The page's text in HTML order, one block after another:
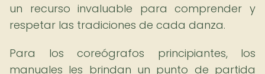
un recurso invaluable para comprender y
respetar las tradiciones de cada danza.
Para los coreógrafos principiantes, los
manuales les brindan un punto de partida